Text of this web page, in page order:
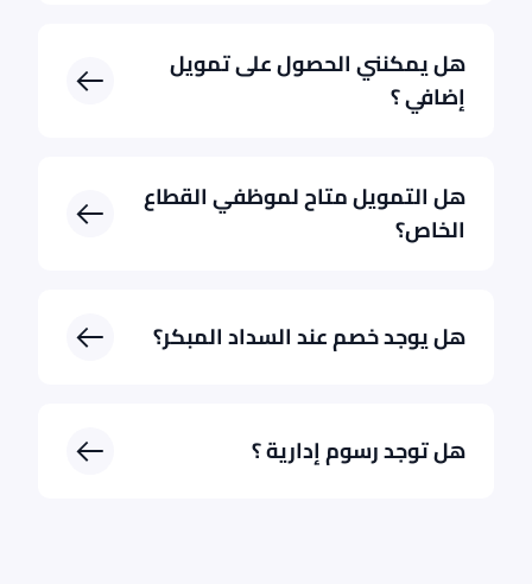
هل يمكنني الحصول على تمويل
إضافي ؟
هل التمويل متاح لموظفي القطاع
الخاص؟
هل يوجد خصم عند السداد المبكر؟
هل توجد رسوم إدارية ؟